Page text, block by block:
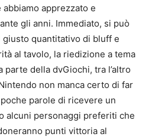
apprezzato e
gli anni. Immediato, si può
quantitativo di bluff e
al tavolo, la riedizione a tema
parte della dvGiochi, tra l’altro
non manca certo di far
parole di ricevere un
alcuni personaggi preferiti che
punti vittoria al